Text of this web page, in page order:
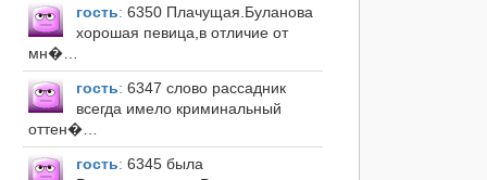
гость: 6350 Плачущая.Буланова
хорошая певица,в отличие от
мн�…
гость: 6347 слово рассадник
всегда имело криминальный
оттен�…
гость: 6345 была